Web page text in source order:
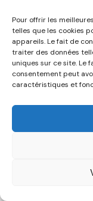
Pour offrir les
telles que les cookies
appareils. Le fait de
traiter des données
uniques sur ce site. Le
consentement peut
caractéristiques et
NOUS